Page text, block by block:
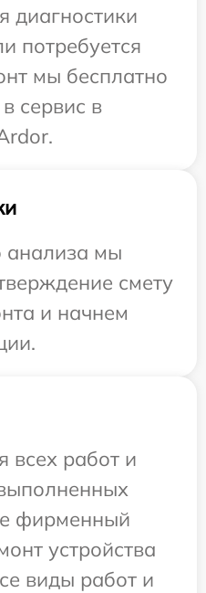
диагностики
потребуется
мы бесплатно
сервис в
анализа мы
смету
и начнем
всех работ и
фирменный
устройства
виды работ и